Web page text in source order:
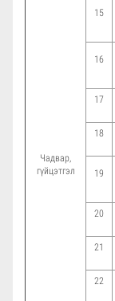
Чадвар,
гүйцэтгэл
15
16
17
18
19
20
21
22